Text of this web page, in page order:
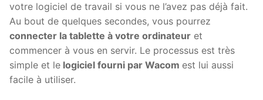
votre logiciel de travail si vous ne l’avez pas déjà fait.
Au bout de quelques secondes, vous pourrez
connecter la tablette à votre ordinateur et
commencer à vous en servir. Le processus est très
simple et le logiciel fourni par Wacom est lui aussi
facile à utiliser.